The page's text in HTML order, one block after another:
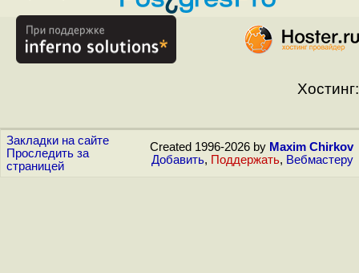
Хостинг:
Закладки на сайте
Проследить за
страницей
Created 1996-2026 by Maxim Chirkov
Добавить, Поддержать, Вебмастеру